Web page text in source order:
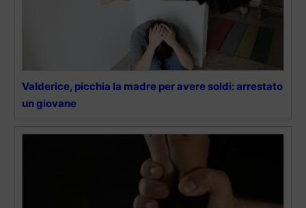
Valderice, picchia la madre per avere soldi: arrestato
un giovane